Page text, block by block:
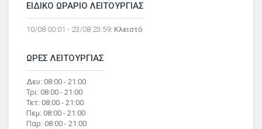
ΕΙΔΙΚΟ ΩΡΑΡΙΟ ΛΕΙΤΟΥΡΓΙΑΣ
10/08 00:01 - 23/08 23:59: Κλειστό
ΩΡΕΣ ΛΕΙΤΟΥΡΓΙΑΣ
Δευ: 08:00 - 21:00
Τρι: 08:00 - 21:00
Τετ: 08:00 - 21:00
Πεμ: 08:00 - 21:00
Παρ: 08:00 - 21:00